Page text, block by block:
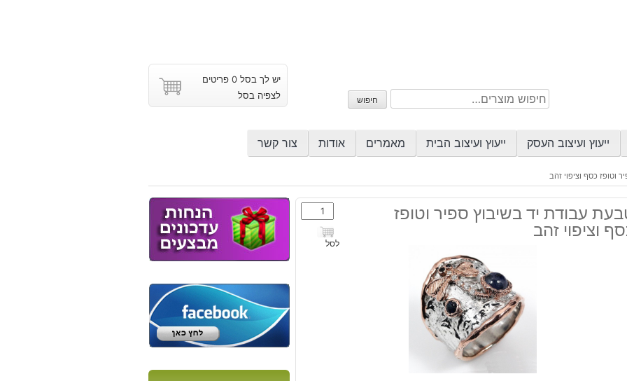
חיפוש
עבור:
חיפוש
יש לך בסל 0 פריטים
לצפיה בסל
ייעוץ ועיצוב העסק ייעוץ ועיצוב הבית מאמרים אודות צור קשר
וטופז כסף וציפוי זהב
עבודת יד בשיבוץ ספיר וטופז
וציפוי זהב
כמות
של
טבעת
לסל